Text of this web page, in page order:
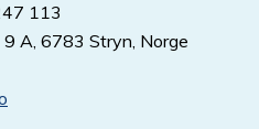
113
A, 6783 Stryn, Norge